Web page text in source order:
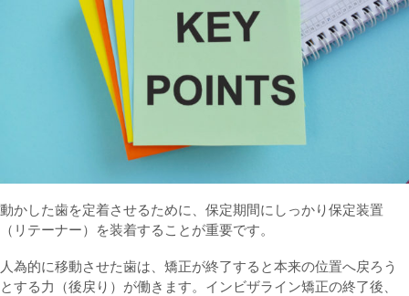
動かした歯を定着させるために、保定期間にしっかり保定装置
（リテーナー）を装着することが重要です。
人為的に移動させた歯は、矯正が終了すると本来の位置へ戻ろう
とする力（後戻り）が働きます。インビザライン矯正の終了後、